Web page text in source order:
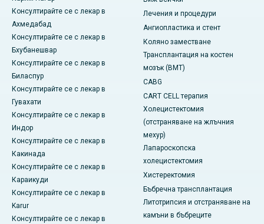
Консултирайте се с лекар в
Ахмедабад
Консултирайте се с лекар в
Бхубанешвар
Консултирайте се с лекар в
Биласпур
Консултирайте се с лекар в
Гувахати
Консултирайте се с лекар в
Индор
Консултирайте се с лекар в
Какинада
Консултирайте се с лекар в
Караикуди
Консултирайте се с лекар в
Karur
Консултирайте се с лекар в
Лечения и процедури
Ангиопластика и стент
Коляно заместване
Трансплантация на костен
мозък (BMT)
CABG
CART CELL терапия
Холецистектомия
(отстраняване на жлъчния
мехур)
Лапароскопска
холецистектомия
Хистеректомия
Бъбречна трансплантация
Литотрипсия и отстраняване на
камъни в бъбреците